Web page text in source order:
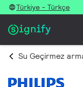
Türkiye - Türkçe
Su Geçirmez